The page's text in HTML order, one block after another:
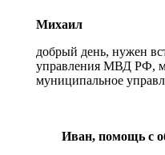
Михаил
добрый день, нужен
управления МВД РФ,
муниципальное
Иван, помощь с